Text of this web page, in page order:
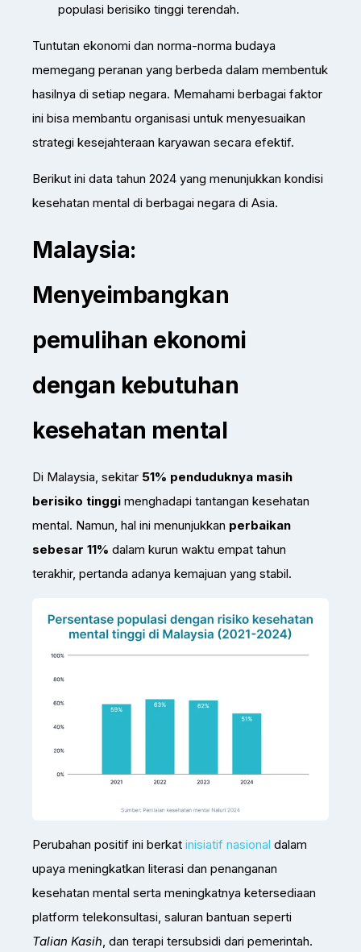
populasi berisiko tinggi terendah.
Tuntutan ekonomi dan norma-norma budaya
memegang peranan yang berbeda dalam membentuk
hasilnya di setiap negara. Memahami berbagai faktor
ini bisa membantu organisasi untuk menyesuaikan
strategi kesejahteraan karyawan secara efektif.
Berikut ini data tahun 2024 yang menunjukkan kondisi
kesehatan mental di berbagai negara di Asia.
Malaysia:
Menyeimbangkan
pemulihan ekonomi
dengan kebutuhan
kesehatan mental
Di Malaysia, sekitar 51% penduduknya masih
berisiko tinggi menghadapi tantangan kesehatan
mental. Namun, hal ini menunjukkan perbaikan
sebesar 11% dalam kurun waktu empat tahun
terakhir, pertanda adanya kemajuan yang stabil.
Perubahan positif ini berkat inisiatif nasional dalam
upaya meningkatkan literasi dan penanganan
kesehatan mental serta meningkatnya ketersediaan
platform telekonsultasi, saluran bantuan seperti
Talian Kasih , dan terapi tersubsidi dari pemerintah.